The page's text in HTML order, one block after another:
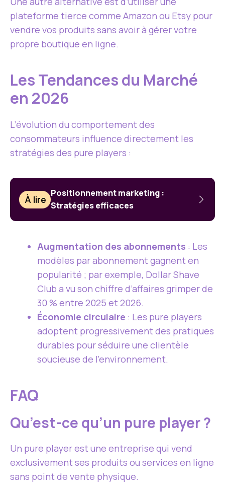
plateforme tierce comme Amazon ou Etsy pour
vendre vos produits sans avoir à gérer votre
propre boutique en ligne.
Les Tendances du Marché
en 2026
L’évolution du comportement des
consommateurs influence directement les
stratégies des pure players :
À lire
Positionnement marketing :
Stratégies efficaces
Augmentation des abonnements : Les
modèles par abonnement gagnent en
popularité ; par exemple, Dollar Shave
Club a vu son chiffre d’affaires grimper de
30 % entre 2025 et 2026.
Économie circulaire : Les pure players
adoptent progressivement des pratiques
durables pour séduire une clientèle
soucieuse de l’environnement.
FAQ
Qu’est-ce qu’un pure player ?
Un pure player est une entreprise qui vend
exclusivement ses produits ou services en ligne
sans point de vente physique.